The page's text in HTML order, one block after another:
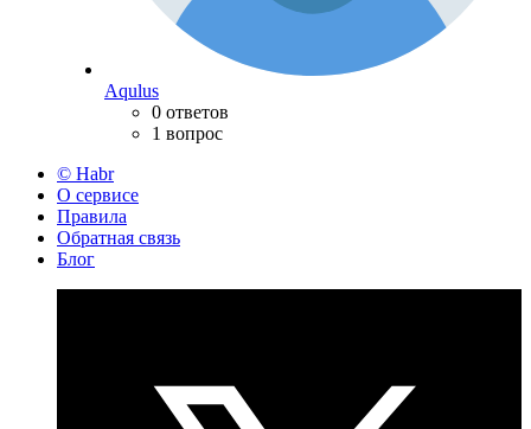
Aqulus
0 ответов
1 вопрос
© Habr
О сервисе
Правила
Обратная связь
Блог